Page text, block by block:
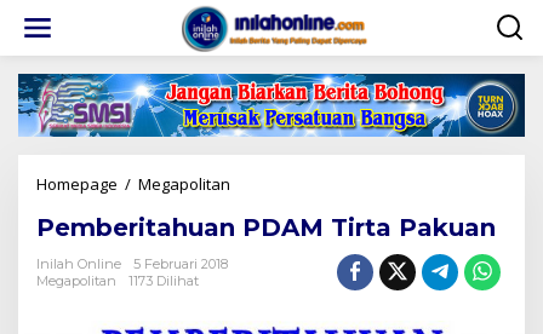
konten
Homepage / Megapolitan
Tirta
Pemberitahuan PDAM Tirta Pakuan
Inilah Online
5 Februari 2018
Megapolitan
1173 Dilihat